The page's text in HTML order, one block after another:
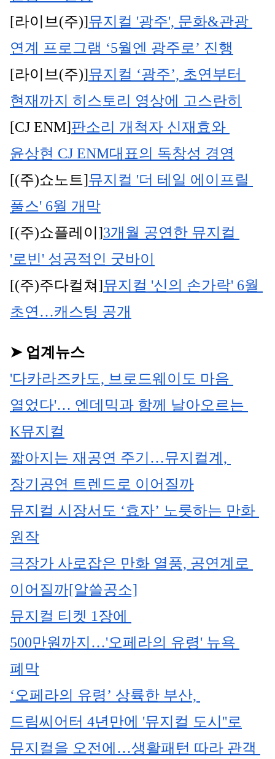
[라이브(주)]뮤지컬 '광주', 문화&관광
연계 프로그램 ‘5월엔 광주로’ 진행
[라이브(주)]뮤지컬 ‘광주’, 초연부터
현재까지 히스토리 영상에 고스란히
[CJ ENM]판소리 개척자 신재효와
윤상현 CJ ENM대표의 독창성 경영
[(주)쇼노트]뮤지컬 '더 테일 에이프릴
풀스' 6월 개막
[(주)쇼플레이]3개월 공연한 뮤지컬
'로빈' 성공적인 굿바이
[(주)주다컬쳐]뮤지컬 '신의 손가락' 6월
초연…캐스팅 공개
➤ 업계뉴스
'다카라즈카도, 브로드웨이도 마음
열었다'… 엔데믹과 함께 날아오르는
K뮤지컬
짧아지는 재공연 주기…뮤지컬계,
장기공연 트렌드로 이어질까
뮤지컬 시장서도 ‘효자’ 노릇하는 만화
원작
극장가 사로잡은 만화 열풍, 공연계로
이어질까[알쓸공소]
뮤지컬 티켓 1장에
500만원까지…'오페라의 유령' 뉴욕
폐막
‘오페라의 유령’ 상륙한 부산,
드림씨어터 4년만에 '뮤지컬 도시''로
뮤지컬을 오전에…생활패턴 따라 관객